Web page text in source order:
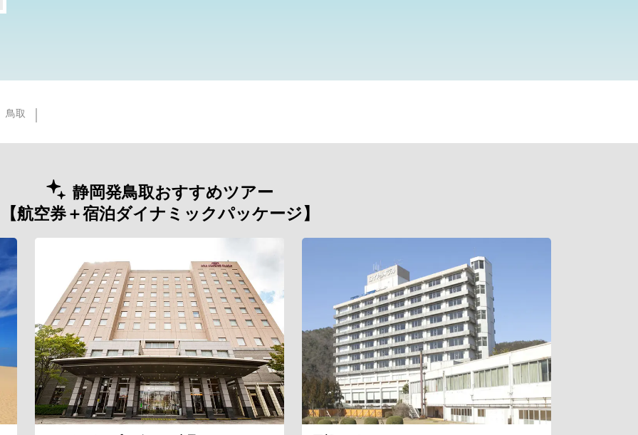
鳥取
静岡発鳥取おすすめツアー
【航空券＋宿泊ダイナミックパッケージ】